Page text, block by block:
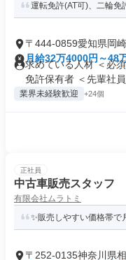
運転免許(AT可)、二輪
〒444-0859愛知県岡
月給32万4000円～48
求めている人材 ＜必
免許保有者 ＜先輩社員
業界未経験歓迎 +24個
正社員
中古車販売スタッフ
有限会社ムラトミ
✨販売しやすい価格帯で
〒252-0135神奈川県